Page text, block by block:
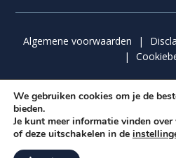
Algemene voorwaarden |
|
© 2026 van der Graaf De
Graafies Ontwerp
We gebruiken cookies om je de
bieden.
Je kunt meer informatie vinden
of deze uitschakelen in de